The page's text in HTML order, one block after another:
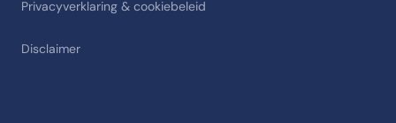
Privacyverklaring & cookiebeleid
Disclaimer